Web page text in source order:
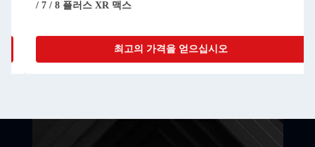
맥스
최고의 가격을 얻으십시오